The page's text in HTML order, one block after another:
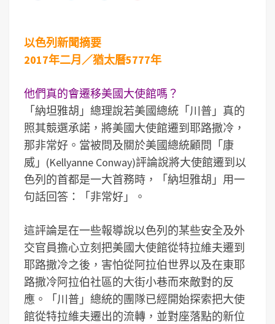
以色列新聞摘要
2017年二月／猶太曆5777年
他們真的會遷移美國大使館嗎？
「納坦雅胡」總理說若美國總統「川普」真的
照其競選承諾，將美國大使館遷到耶路撒冷，
那非常好。當被問及關於美國總統顧問「康
威」(Kellyanne Conway)評論說將大使館遷到以
色列的首都是一大首務時，「納坦雅胡」用一
句話回答：「非常好」。
這評論是在一些報導說以色列的某些安全及外
交官員擔心立刻把美國大使館從特拉維夫遷到
耶路撒冷之後，害怕從阿拉伯世界以及在東耶
路撒冷阿拉伯社區的大街小巷而來敵對的反
應。「川普」總統的團隊已經開始探索把大使
館從特拉維夫遷出的流轉，並對座落點的新位